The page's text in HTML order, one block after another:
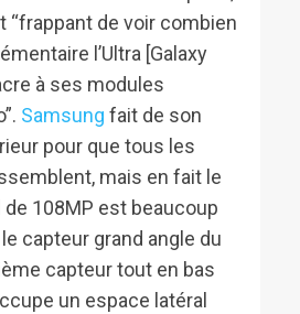
“frappant de voir combien
l’Ultra [Galaxy
à ses modules
Samsung fait de son
pour que tous les
mais en fait le
108MP est beaucoup
capteur grand angle du
capteur tout en bas
un espace latéral